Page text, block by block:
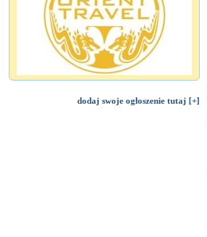
dodaj swoje ogłoszenie tutaj [+]